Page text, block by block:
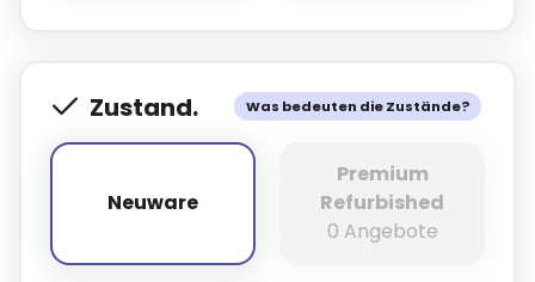
Was bedeuten die Zustände?
Zustand.
Neuware
Neuware
Premium
Refurbished
0 Angebote